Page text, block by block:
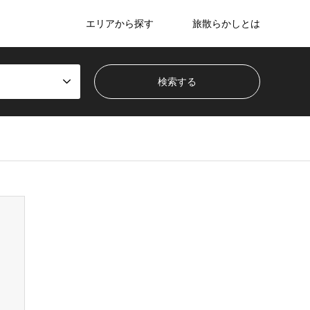
エリアから探す 旅散らかしとは